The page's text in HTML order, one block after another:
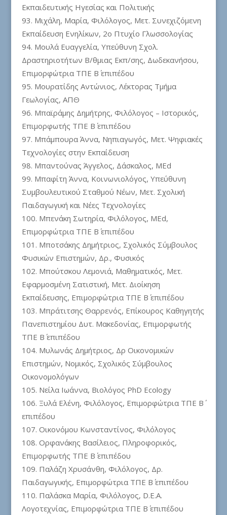
Εκπαιδευτικής Ηγεσίας και Πολιτικής
Μιχάλη, Μαρία, Φιλόλογος, Μετ. Συνεχιζόμενη
Εκπαίδευση Ενηλίκων, 2ο Πτυχίο Γλωσσολογίας
Μουλά Ευαγγελία, Υπεύθυνη Σχολ.
Δραστηριοτήτων Β/θμιας Εκπ/σης, Δωδεκανήσου,
Επιμορφώτρια ΤΠΕ Β΄ επιπέδου
Μουρατίδης Αντώνιος, Λέκτορας Τμήμα
Γεωλογίας, ΑΠΘ
Μπαϊράμης Δημήτρης, Φιλόλογος – Ιστορικός,
Επιμορφωτής ΤΠΕ Β΄ επιπέδου
Μπάμπουρα Άννα, Νηπιαγωγός, Μετ. Ψηφιακές
Τεχνολογίες στην Εκπαίδευση
Μπαντούνας Άγγελος, Δάσκαλος, MEd
Μπαφίτη Άννα, Κοινωνιολόγος, Υπεύθυνη
Συμβουλευτικού Σταθμού Νέων, Μετ. Σχολική
Παιδαγωγική και Νέες Τεχνολογίες
Μπενάκη Σωτηρία, Φιλόλογος, MEd,
Επιμορφώτρια ΤΠΕ Β΄ επιπέδου
Μποτσάκης Δημήτριος, Σχολικός Σύμβουλος
Φυσικών Επιστημών, Δρ., Φυσικός
Μπούτσκου Λεμονιά, Μαθηματικός, Mετ.
Εφαρμοσμένη Σατιστική, Μετ. Διοίκηση
Εκπαίδευσης, Επιμορφώτρια ΤΠΕ Β΄ επιπέδου
Μπράτιτσης Θαρρενός, Επίκουρος Καθηγητής
Πανεπιστημίου Δυτ. Μακεδονίας, Επιμορφωτής
ΤΠΕ Β΄ επιπέδου
Μυλωνάς Δημήτριος, Δρ Οικονομικών
Επιστημών, Νομικός, Σχολικός Σύμβουλος
Οικονομολόγων
Νείλα Ιωάννα, Βιολόγος PhD Ecology
Ξυλά Ελένη, Φιλόλογος, Επιμορφώτρια ΤΠΕ Β΄
επιπέδου
Οικονόμου Κωνσταντίνος, Φιλόλογος
Ορφανάκης Βασίλειος, Πληροφορικός,
Επιμορφωτής ΤΠΕ Β΄ επιπέδου
Παλάζη Χρυσάνθη, Φιλόλογος, Δρ.
Παιδαγωγικής, Επιμορφώτρια ΤΠΕ Β΄ επιπέδου
Παλάσκα Μαρία, Φιλόλογος, D.E.A.
Λογοτεχνίας, Επιμορφώτρια ΤΠΕ Β΄ επιπέδου